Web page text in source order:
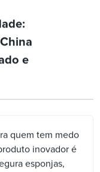
e
quem tem medo
inovador é
esponjas,